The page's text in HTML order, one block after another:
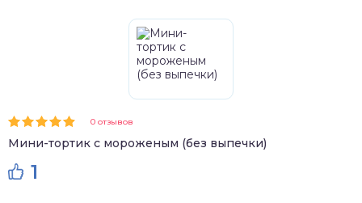
0 отзывов
Мини-тортик с мороженым (без выпечки)
1